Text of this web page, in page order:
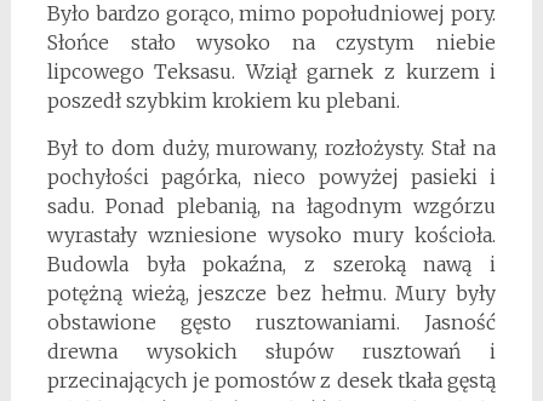
Było bardzo gorąco, mimo popołudniowej pory.
Słońce stało wysoko na czystym niebie
lipcowego Teksasu. Wziął garnek z kurzem i
poszedł szybkim krokiem ku plebani.
Był to dom duży, murowany, rozłożysty. Stał na
pochyłości pagórka, nieco powyżej pasieki i
sadu. Ponad plebanią, na łagodnym wzgórzu
wyrastały wzniesione wysoko mury kościoła.
Budowla była pokaźna, z szeroką nawą i
potężną wieżą, jeszcze bez hełmu. Mury były
obstawione gęsto rusztowaniami. Jasność
drewna wysokich słupów rusztowań i
przecinających je pomostów z desek tkała gęstą